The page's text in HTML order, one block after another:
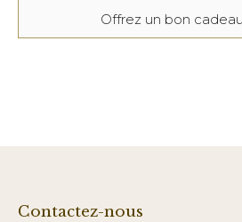
Offrez un bon
Contactez-nous